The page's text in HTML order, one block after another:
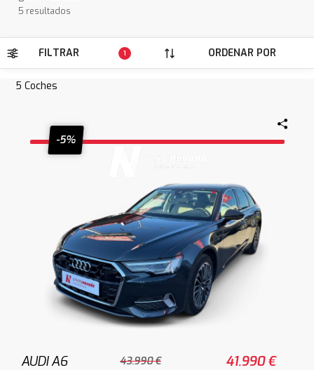
5 resultados
FILTRAR 1 ORDENAR POR
5 Coches
-5%
AUDI A6 43.990 € 41.990 €